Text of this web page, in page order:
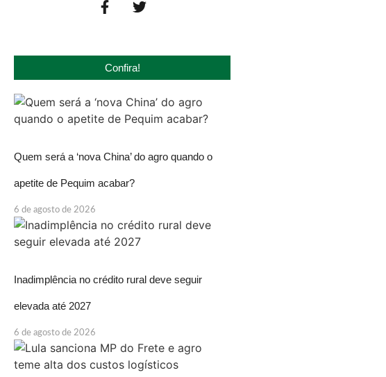
Confira!
Quem será a ‘nova China’ do agro quando o
apetite de Pequim acabar?
6 de agosto de 2026
Inadimplência no crédito rural deve seguir
elevada até 2027
6 de agosto de 2026